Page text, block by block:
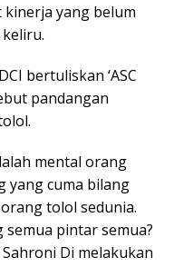
yang belum
bertuliskan ‘ASC
pandangan
mental orang
yang cuma bilang
tolol sedunia.
semua pintar semua?
Di melakukan